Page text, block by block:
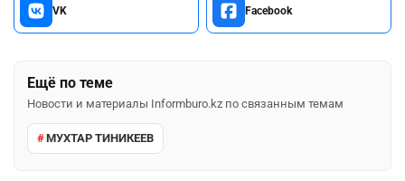
VK Facebook
Ещё по теме
Новости и материалы Informburo.kz по связанным темам
МУХТАР ТИНИКЕЕВ